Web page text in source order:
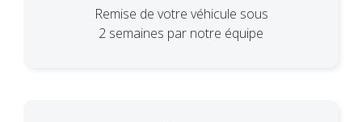
Remise de votre véhicule sous
2 semaines par notre équipe